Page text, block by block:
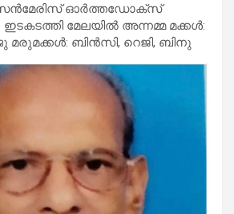
ഓർത്തഡോക്സ്
ഇടകടത്തി മേലയിൽ അന്നമ്മ മക്കൾ:
മരുമക്കൾ: ബിൻസി, റെജി, ബിനു